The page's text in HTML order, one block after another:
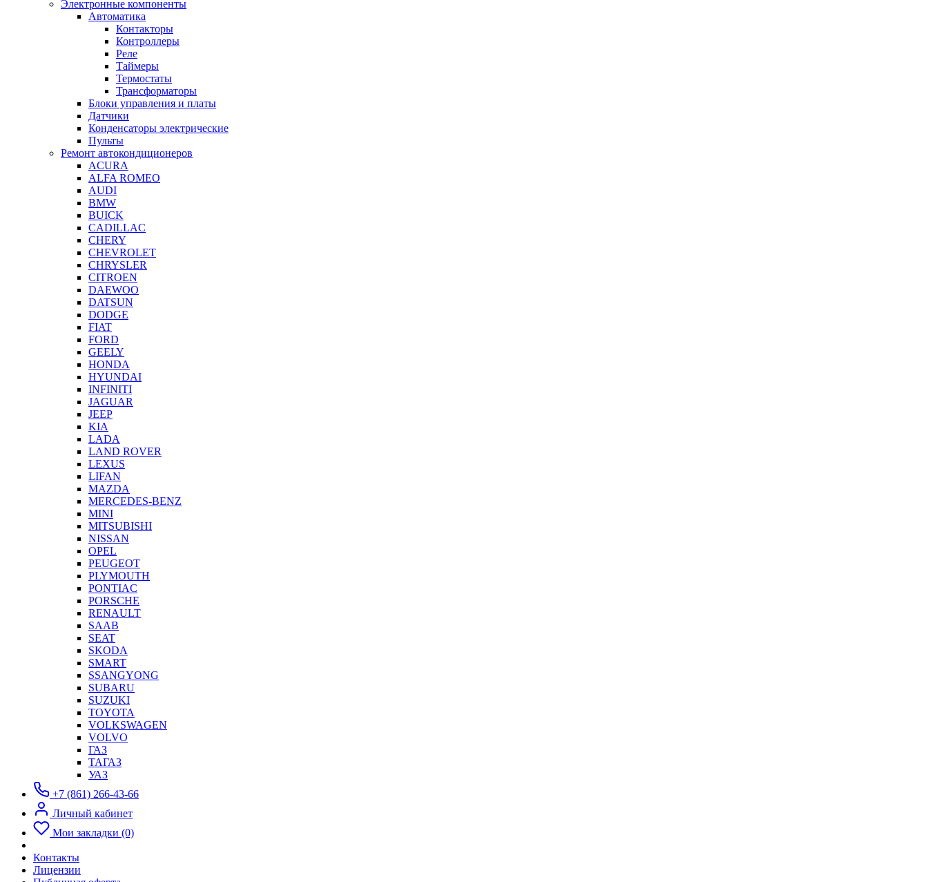
Электронные компоненты
Автоматика
Контакторы
Контроллеры
Реле
Таймеры
Термостаты
Трансформаторы
Блоки управления и платы
Датчики
Конденсаторы электрические
Пульты
Ремонт автокондиционеров
ACURA
ALFA ROMEO
AUDI
BMW
BUICK
CADILLAC
CHERY
CHEVROLET
CHRYSLER
CITROEN
DAEWOO
DATSUN
DODGE
FIAT
FORD
GEELY
HONDA
HYUNDAI
INFINITI
JAGUAR
JEEP
KIA
LADA
LAND ROVER
LEXUS
LIFAN
MAZDA
MERCEDES-BENZ
MINI
MITSUBISHI
NISSAN
OPEL
PEUGEOT
PLYMOUTH
PONTIAC
PORSCHE
RENAULT
SAAB
SEAT
SKODA
SMART
SSANGYONG
SUBARU
SUZUKI
TOYOTA
VOLKSWAGEN
VOLVO
ГАЗ
ТАГАЗ
УАЗ
+7 (861) 266-43-66
Личный кабинет
Мои закладки (0)
Контакты
Лицензии